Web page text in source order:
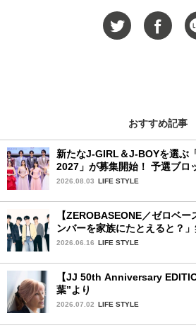
おすすめ記事
新たなJ-GIRL＆J-BOYを選ぶ
2027」が募集開始！ 予選ブロ
視した「新システム」に変わり
2026.08.03 LIFE STYLE
【ZEROBASEONE／ゼロベ
ンバーを家族にたとえると？
ー♡
2026.06.16 LIFE STYLE
【JJ 50th Anniversary
葉”より
2026.07.02 LIFE STYLE